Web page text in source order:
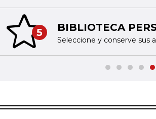
5 BIBLIOTECA
Seleccione y conserve sus
slide